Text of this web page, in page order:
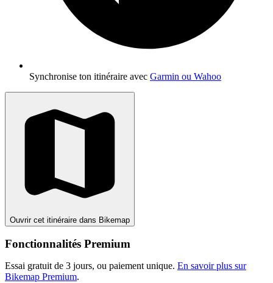
Synchronise ton itinéraire avec Garmin ou Wahoo
Ouvrir cet itinéraire dans Bikemap
Fonctionnalités Premium
Essai gratuit de 3 jours, ou paiement unique. En savoir plus sur
Bikemap Premium.